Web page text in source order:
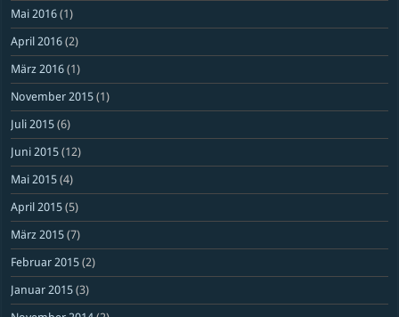
Mai 2016 (1)
April 2016 (2)
März 2016 (1)
November 2015 (1)
Juli 2015 (6)
Juni 2015 (12)
Mai 2015 (4)
April 2015 (5)
März 2015 (7)
Februar 2015 (2)
Januar 2015 (3)